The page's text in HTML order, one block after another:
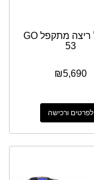
מסלול ריצה מתקפל GO
53
₪5,690
לפרטים ורכישה